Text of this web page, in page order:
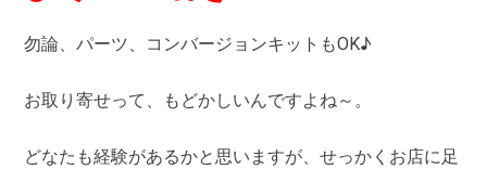
勿論、パーツ、コンバージョンキットもOK♪
お取り寄せって、もどかしいんですよね～。
どなたも経験があるかと思いますが、せっかくお店に足